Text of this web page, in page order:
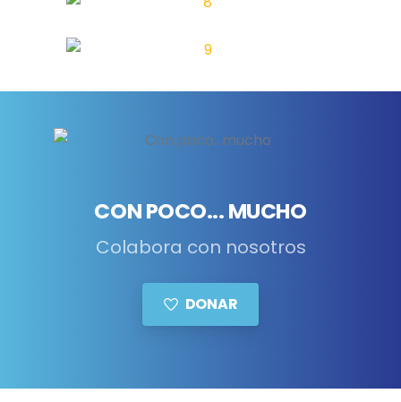
CON POCO... MUCHO
Colabora con nosotros
DONAR